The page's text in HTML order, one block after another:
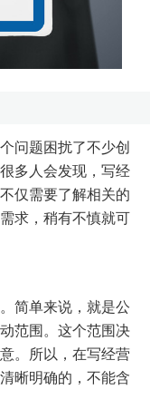
问题困扰了不少创
多人会发现，写经
仅需要了解相关的
求，稍有不慎就可
简单来说，就是公
范围。这个范围决
。所以，在写经营
晰明确的，不能含